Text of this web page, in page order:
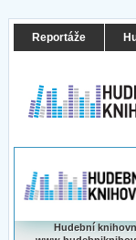
Reportáže
Hudební